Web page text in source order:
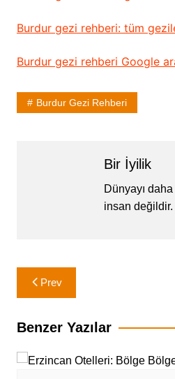
Burdur gezi rehberi: tüm
Burdur gezi rehberi Google
Burdur Gezi Rehberi
Bir İyilik
Dünyayı
insan değildir.
Yazı
gezinmesi
Prev
Benzer Yazılar